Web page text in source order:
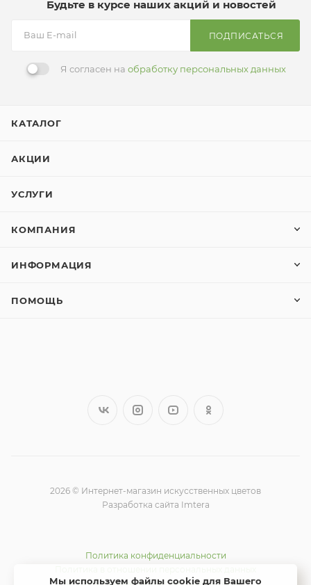
Будьте в курсе наших акций и новостей
ПОДПИСАТЬСЯ
Я согласен на обработку персональных данных
КАТАЛОГ
АКЦИИ
УСЛУГИ
КОМПАНИЯ
ИНФОРМАЦИЯ
ПОМОЩЬ
2026 © Интернет-магазин искусственных цветов
Разработка сайта Imtera
Политика конфиденциальности
Мы используем файлы cookie для Вашего